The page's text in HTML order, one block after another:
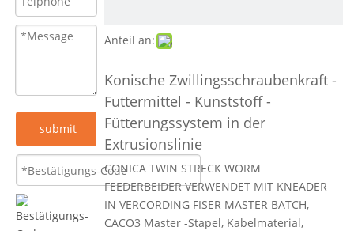
submit
Anteil an:
Konische Zwillingsschraubenkraft -
Futtermittel - Kunststoff -
Fütterungssystem in der
Extrusionslinie
CONICA TWIN STRECK WORM
FEEDERBEIDER VERWENDET MIT KNEADER
IN VERCORDING FISER MASTER BATCH,
CACO3 Master -Stapel, Kabelmaterial,